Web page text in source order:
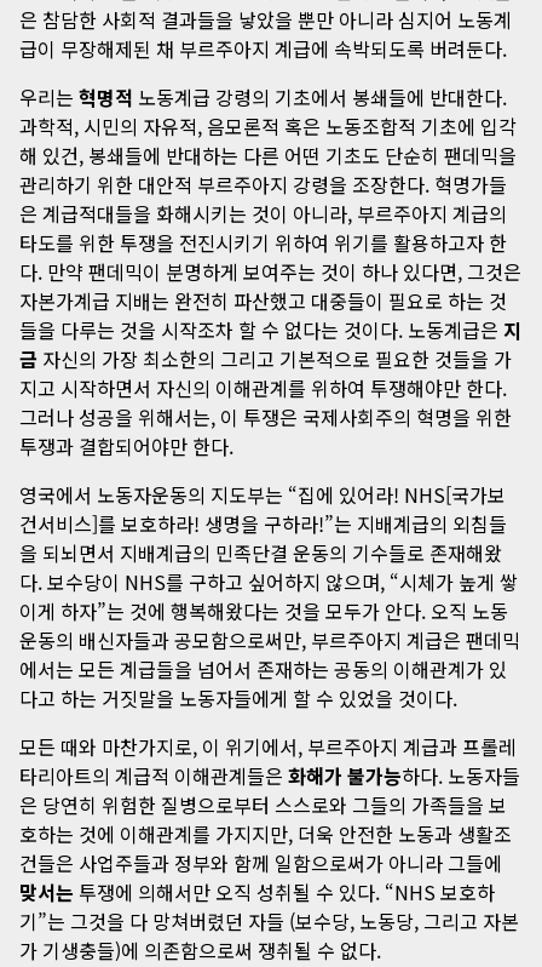
은 참담한 사회적 결과들을 낳았을 뿐만 아니라 심지어 노동계
급이 무장해제된 채 부르주아지 계급에 속박되도록 버려둔다.
우리는 혁명적 노동계급 강령의 기초에서 봉쇄들에 반대한다.
과학적, 시민의 자유적, 음모론적 혹은 노동조합적 기초에 입각
해 있건, 봉쇄들에 반대하는 다른 어떤 기초도 단순히 팬데믹을
관리하기 위한 대안적 부르주아지 강령을 조장한다. 혁명가들
은 계급적대들을 화해시키는 것이 아니라, 부르주아지 계급의
타도를 위한 투쟁을 전진시키기 위하여 위기를 활용하고자 한
다. 만약 팬데믹이 분명하게 보여주는 것이 하나 있다면, 그것은
자본가계급 지배는 완전히 파산했고 대중들이 필요로 하는 것
들을 다루는 것을 시작조차 할 수 없다는 것이다. 노동계급은 지
금 자신의 가장 최소한의 그리고 기본적으로 필요한 것들을 가
지고 시작하면서 자신의 이해관계를 위하여 투쟁해야만 한다.
그러나 성공을 위해서는, 이 투쟁은 국제사회주의 혁명을 위한
투쟁과 결합되어야만 한다.
영국에서 노동자운동의 지도부는 “집에 있어라! NHS[국가보
건서비스]를 보호하라! 생명을 구하라!”는 지배계급의 외침들
을 되뇌면서 지배계급의 민족단결 운동의 기수들로 존재해왔
다. 보수당이 NHS를 구하고 싶어하지 않으며, “시체가 높게 쌓
이게 하자”는 것에 행복해왔다는 것을 모두가 안다. 오직 노동
운동의 배신자들과 공모함으로써만, 부르주아지 계급은 팬데믹
에서는 모든 계급들을 넘어서 존재하는 공동의 이해관계가 있
다고 하는 거짓말을 노동자들에게 할 수 있었을 것이다.
모든 때와 마찬가지로, 이 위기에서, 부르주아지 계급과 프롤레
타리아트의 계급적 이해관계들은 화해가 불가능하다. 노동자들
은 당연히 위험한 질병으로부터 스스로와 그들의 가족들을 보
호하는 것에 이해관계를 가지지만, 더욱 안전한 노동과 생활조
건들은 사업주들과 정부와 함께 일함으로써가 아니라 그들에
맞서는 투쟁에 의해서만 오직 성취될 수 있다. “NHS 보호하
기”는 그것을 다 망쳐버렸던 자들 (보수당, 노동당, 그리고 자본
가 기생충들)에 의존함으로써 쟁취될 수 없다.